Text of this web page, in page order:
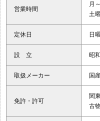
営業時間
月
土
定休日 日
設 立 昭
取扱メーカー 国
免許・許可
関
古